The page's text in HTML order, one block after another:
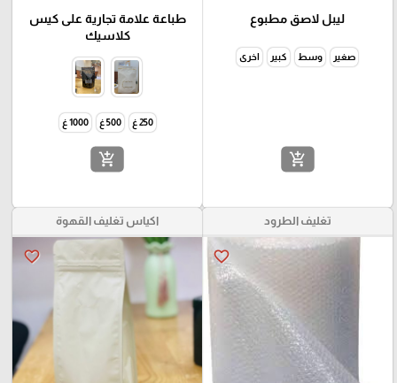
ليبل لاصق مطبوع
صغير وسط كبير اخرى
add_shopping_cart
طباعة علامة تجارية على كيس
كلاسيك
250 غ 500 غ 1000 غ
add_shopping_cart
تغليف الطرود
favorite_border
اكياس تغليف القهوة
favorite_border